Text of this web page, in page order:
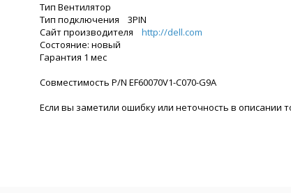
Тип Вентилятор
Тип подключения 3PIN
Сайт производителя http://dell.com
Состояние: новый
Гарантия 1 мес
Совместимость P/N EF60070V1-C070-G9A
Если вы заметили ошибку или неточность в описании